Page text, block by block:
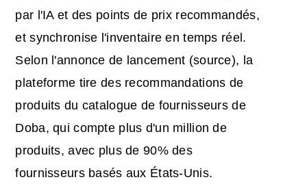
par l'IA et des points de prix recommandés,
et synchronise l'inventaire en temps réel.
Selon l'annonce de lancement (source), la
plateforme tire des recommandations de
produits du catalogue de fournisseurs de
Doba, qui compte plus d'un million de
produits, avec plus de 90% des
fournisseurs basés aux États-Unis.